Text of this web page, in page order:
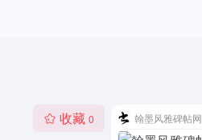
收藏 0 翰墨风雅碑帖网